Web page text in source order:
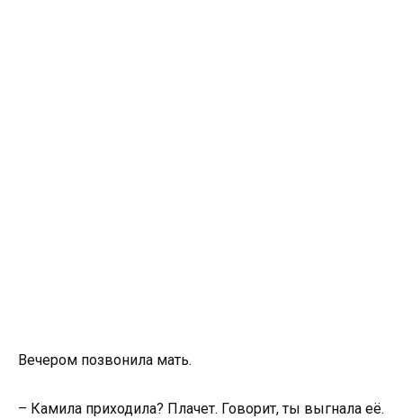
Вечером позвонила мать.
– Камила приходила? Плачет. Говорит, ты выгнала её.